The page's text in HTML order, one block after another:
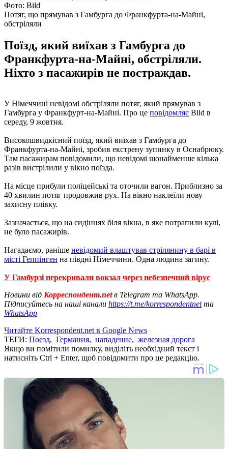
Фото: Bild
Потяг, що прямував з Гамбурга до Франкфурта-на-Майні,
обстріляли
Поїзд, який виїхав з Гамбурга до
Франкфурта-на-Майні, обстріляли.
Ніхто з пасажирів не постраждав.
У Німеччині невідомі обстріляли потяг, який прямував з
Гамбурга у Франкфурт-на-Майні. Про це повідомляє Bild в
середу, 9 жовтня.
Високошвидкісний поїзд, який виїхав з Гамбурга до
Франкфурта-на-Майні, зробив екстрену зупинку в Оснабрюку.
Там пасажирам повідомили, що невідомі щонайменше кілька
разів вистрілили у вікно поїзда.
На місце прибули поліцейські та оточили вагон. Приблизно за
40 хвилин потяг продовжив рух. На вікно наклеїли нову
захисну плівку.
Зазначається, що на сидіннях біля вікна, в яке потрапили кулі,
не було пасажирів.
Нагадаємо, раніше невідомий влаштував стрілянину в барі в
місті Геппінген на півдні Німеччини. Одна людина загину.
У Гамбурзі перекривали вокзал через небезпечний вірус
Новини від Корреспондент.netв Telegram та WhatsApp.
Підписуйтесь на наші канали https://t.me/korrespondentnetта
WhatsApp
Читайте Korrespondent.net в Google News
ТЕГИ: Поезд, Германия, нападение, железная дорога
Якщо ви помітили помилку, виділіть необхідний текст і
натисніть Ctrl + Enter, щоб повідомити про це редакцію.